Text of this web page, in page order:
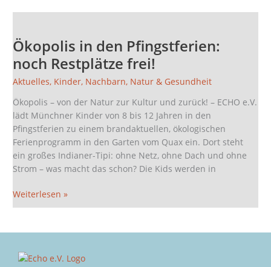
Ökopolis in den Pfingstferien:
noch Restplätze frei!
Aktuelles, Kinder, Nachbarn, Natur & Gesundheit
Ökopolis – von der Natur zur Kultur und zurück! – ECHO e.V.
lädt Münchner Kinder von 8 bis 12 Jahren in den
Pfingstferien zu einem brandaktuellen, ökologischen
Ferienprogramm in den Garten vom Quax ein. Dort steht
ein großes Indianer-Tipi: ohne Netz, ohne Dach und ohne
Strom – was macht das schon? Die Kids werden in
den
Pfingstferien:
noch
Restplätze
frei!
Weiterlesen »